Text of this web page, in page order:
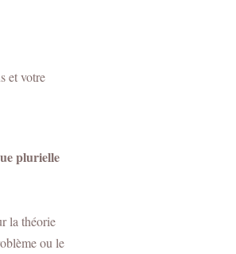
et votre
plurielle
la théorie
ou le